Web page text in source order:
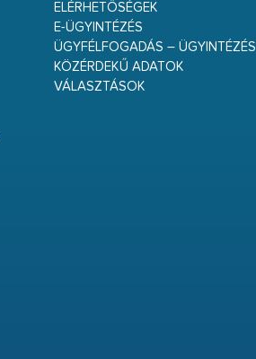
ELÉRHETŐSÉGEK
E-ÜGYINTÉZÉS
ÜGYFÉLFOGADÁS – ÜGYINTÉZÉS
KÖZÉRDEKŰ ADATOK
VÁLASZTÁSOK